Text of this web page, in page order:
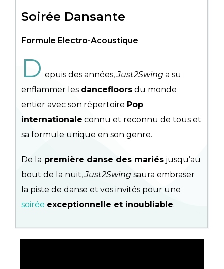
Soirée Dansante
Formule Electro-Acoustique
D epuis des années,Just2Swing a su
enflammer les dancefloors du monde
entier avec son répertoire Pop
internationale connu et reconnu de tous et
sa formule unique en son genre.
De la première danse des mariés jusqu’au
bout de la nuit,Just2Swing saura embraser
la piste de danse et vos invités pour une
soirée exceptionnelle et inoubliable.